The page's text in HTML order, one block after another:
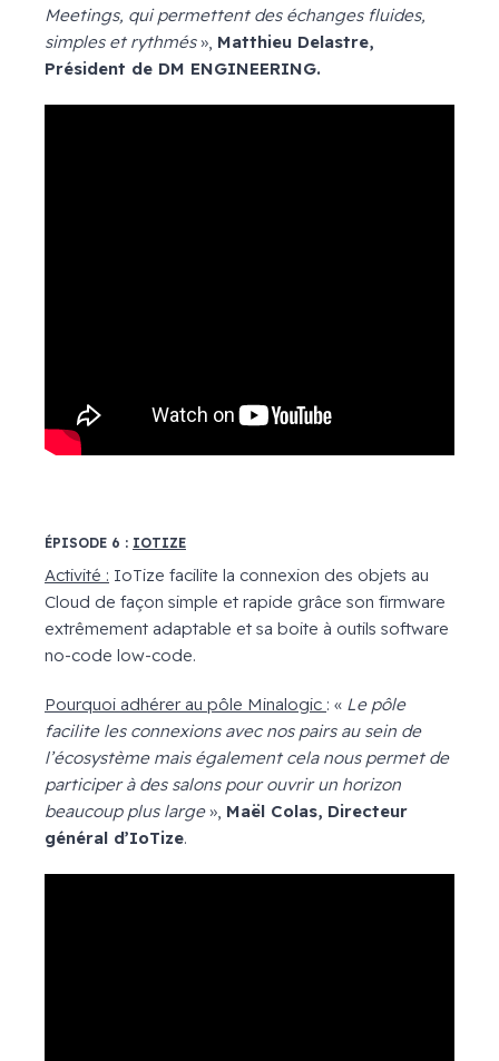
Meetings, qui permettent des échanges fluides,
simples et rythmés», Matthieu Delastre,
Président de DM ENGINEERING.
ÉPISODE 6 : IOTIZE
Activité : IoTize facilite la connexion des objets au
Cloud de façon simple et rapide grâce son firmware
extrêmement adaptable et sa boite à outils software
no-code low-code.
Pourquoi adhérer au pôle Minalogic : « Le pôle
facilite les connexions avec nos pairs au sein de
l’écosystème mais également cela nous permet de
participer à des salons pour ouvrir un horizon
beaucoup plus large», Maël Colas, Directeur
général d’IoTize.